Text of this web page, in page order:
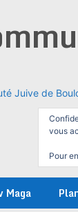
Juive de
vous
Pour
Maga